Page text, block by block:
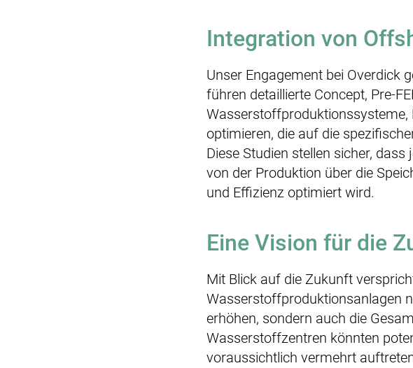
Integration von
Unser Engagement bei Overdick
führen detaillierte Concept, Pre-
Wasserstoffproduktionssysteme,
optimieren, die auf die
Diese Studien stellen sicher,
von der Produktion über die
und Effizienz optimiert wird.
Eine Vision für die
Mit Blick auf die Zukunft
Wasserstoffproduktionsanlagen
erhöhen, sondern auch die
Wasserstoffzentren könnten
voraussichtlich vermehrt